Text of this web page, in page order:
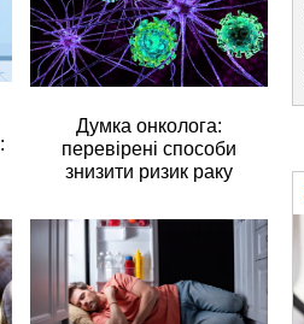
Думка онколога:
перевірені способи
знизити ризик раку